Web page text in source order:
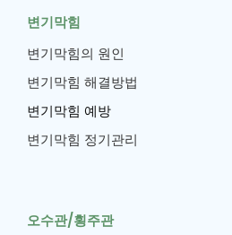
변기막힘
변기막힘의 원인
변기막힘 해결방법
변기막힘 예방
변기막힘 정기관리
오수관/횡주관